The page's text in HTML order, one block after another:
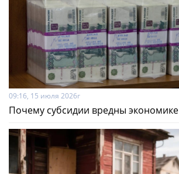
09:16, 15 июля 2026г
Почему субсидии вредны экономике